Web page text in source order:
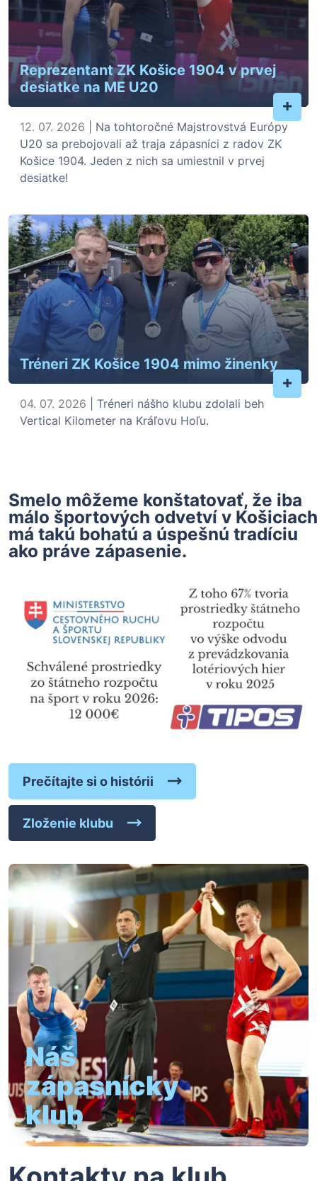
Reprezentant ZK Košice 1904 v prvej
desiatke na ME U20
+
12. 07. 2026 | Na tohtoročné Majstrovstvá Európy
U20 sa prebojovali až traja zápasníci z radov ZK
Košice 1904. Jeden z nich sa umiestnil v prvej
desiatke!
Tréneri ZK Košice 1904 mimo žinenky
+
04. 07. 2026 | Tréneri nášho klubu zdolali beh
Vertical Kilometer na Kráľovu Hoľu.
Smelo môžeme konštatovať, že iba
málo športových odvetví v Košiciach
má takú bohatú a úspešnú tradíciu
ako práve zápasenie.
Prečítajte si o histórii
Zloženie klubu
Náš
zápasnícky
klub